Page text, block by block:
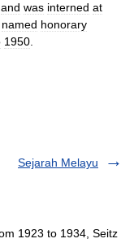
and was interned at
named honorary
1950
Sejarah Melayu
1923 to 1934, Seitz